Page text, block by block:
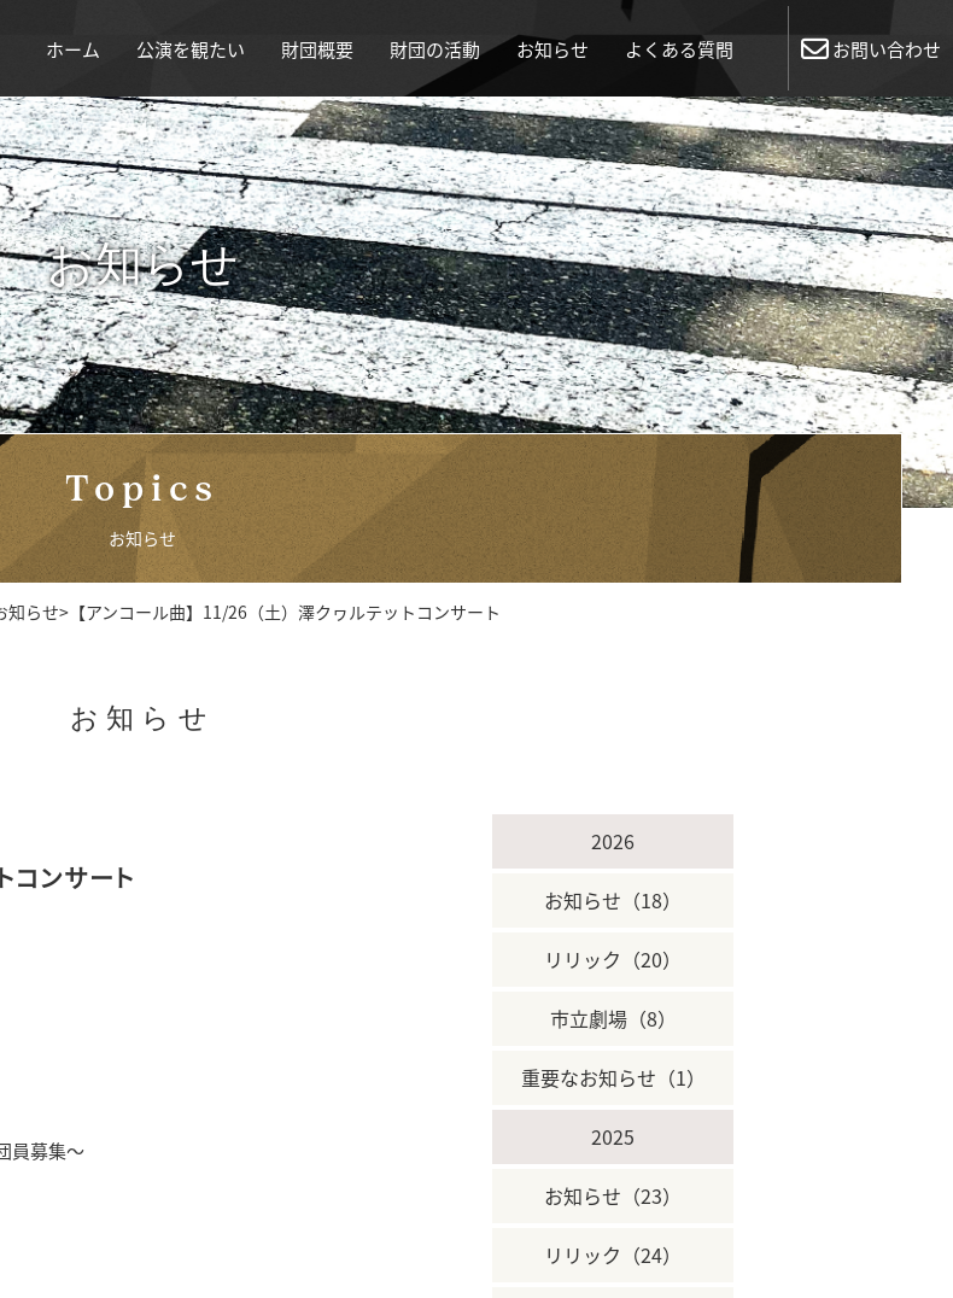
ホーム 公演を観たい 財団概要 財団の活動 お知らせ よくある質問 お問い合わせ
お知らせ
Topics
お知らせ
知らせ> 【アンコール曲】11/26（土）澤クヮルテットコンサート
お知らせ
コンサート
員募集～
2026
お知らせ（18）
リリック（20）
市立劇場（8）
重要なお知らせ（1）
2025
お知らせ（23）
リリック（24）